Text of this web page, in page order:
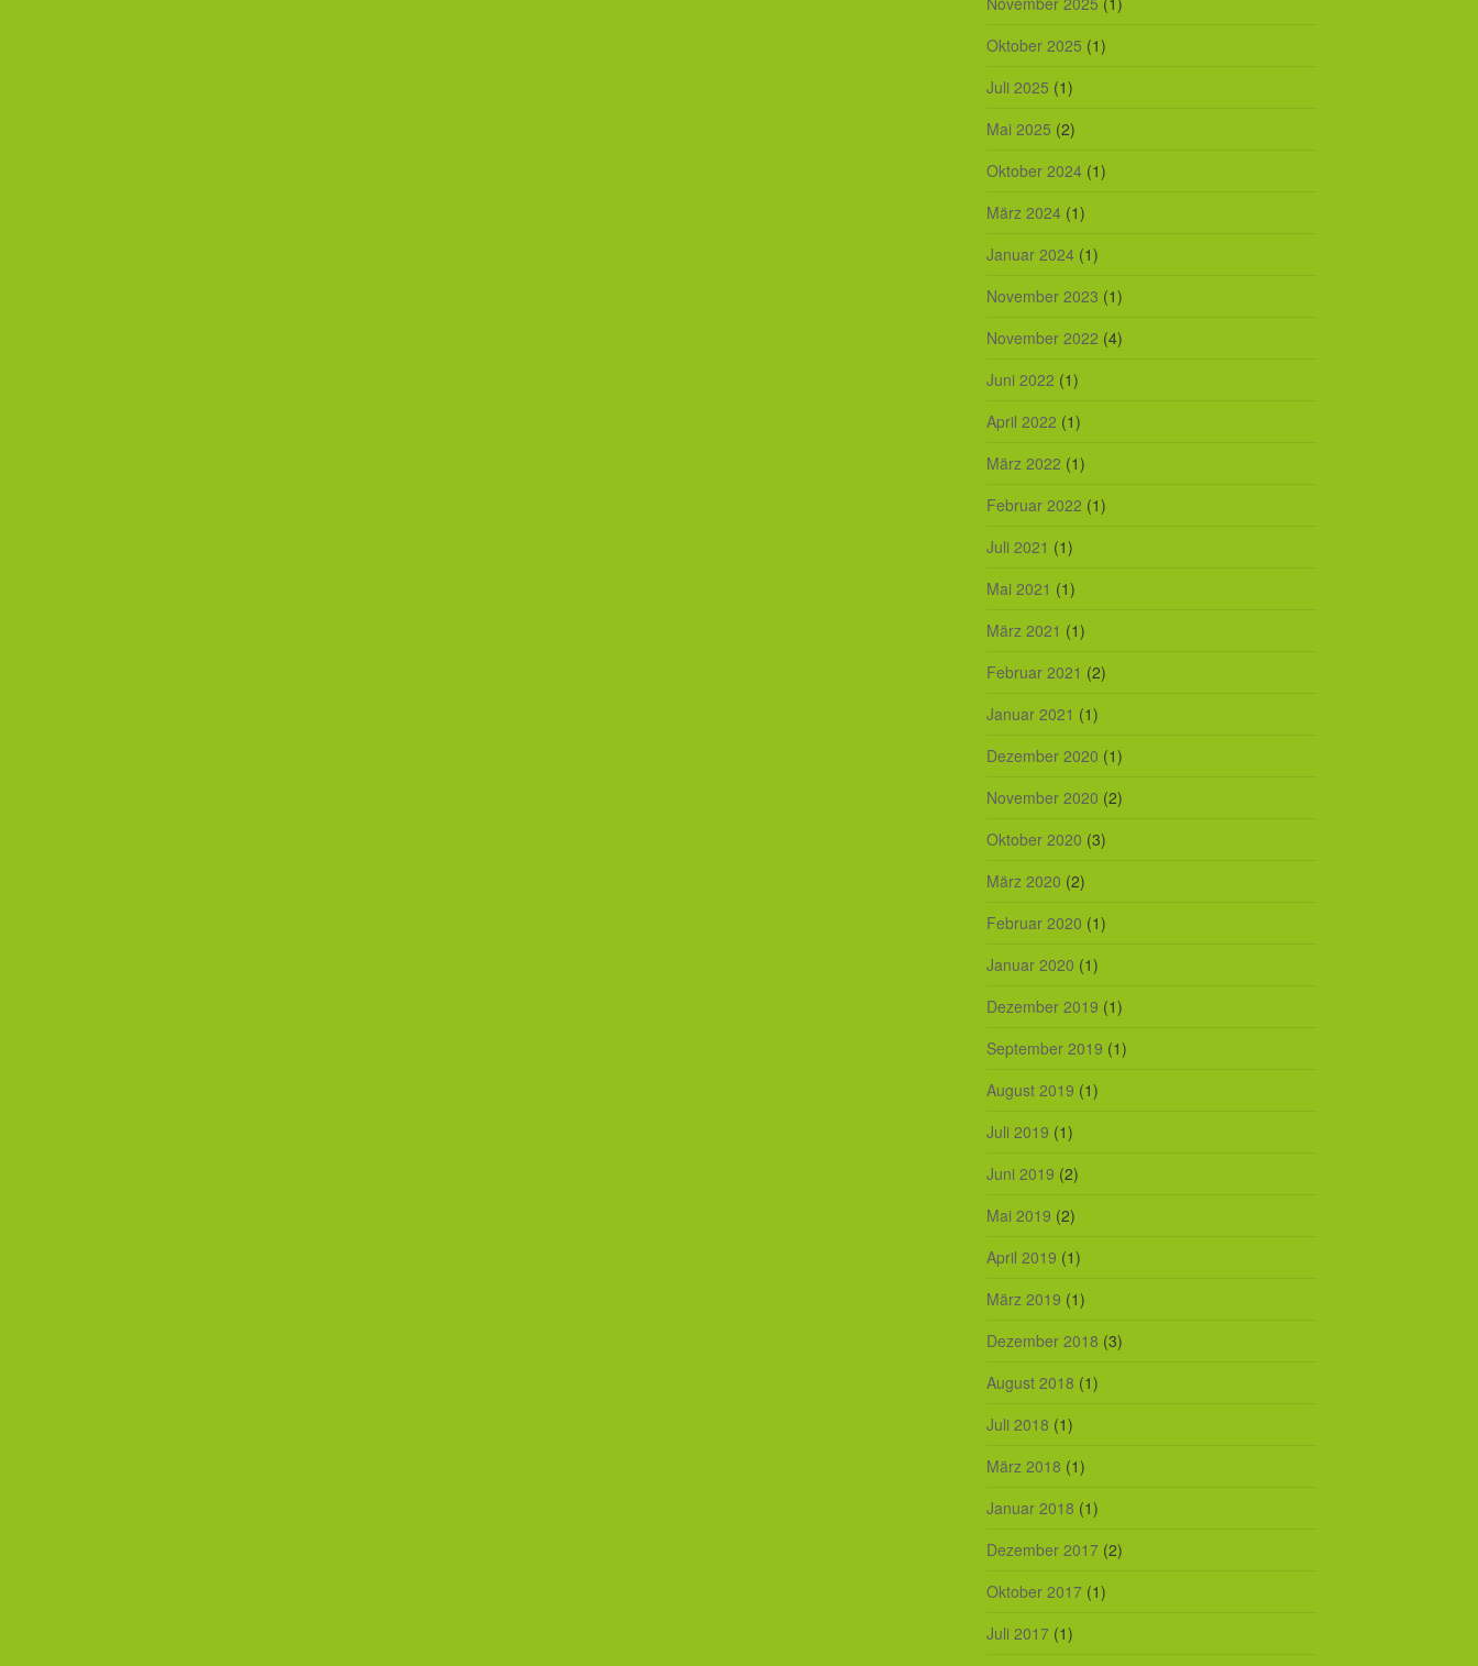
Oktober 2025 (1)
Juli 2025 (1)
Mai 2025 (2)
Oktober 2024 (1)
März 2024 (1)
Januar 2024 (1)
November 2023 (1)
November 2022 (4)
Juni 2022 (1)
April 2022 (1)
März 2022 (1)
Februar 2022 (1)
Juli 2021 (1)
Mai 2021 (1)
März 2021 (1)
Februar 2021 (2)
Januar 2021 (1)
Dezember 2020 (1)
November 2020 (2)
Oktober 2020 (3)
März 2020 (2)
Februar 2020 (1)
Januar 2020 (1)
Dezember 2019 (1)
September 2019 (1)
August 2019 (1)
Juli 2019 (1)
Juni 2019 (2)
Mai 2019 (2)
April 2019 (1)
März 2019 (1)
Dezember 2018 (3)
August 2018 (1)
Juli 2018 (1)
März 2018 (1)
Januar 2018 (1)
Dezember 2017 (2)
Oktober 2017 (1)
Juli 2017 (1)